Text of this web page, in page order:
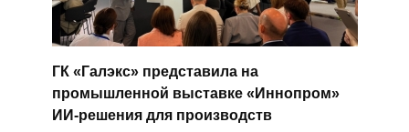
ГК «Галэкс» представила на
промышленной выставке «Иннопром»
ИИ-решения для производств